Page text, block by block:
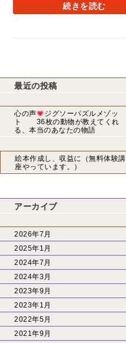
続きを読む
最近の投稿
心の声
ジグソーパズルメゾッ
ト 36枚の動物が教えてくれ
る、本当のあなたの物語
絵本作成し、収益に（無料体験講
座やっています。）
アーカイブ
2026年7月
2025年1月
2024年7月
2024年3月
2023年9月
2023年1月
2022年5月
2021年9月